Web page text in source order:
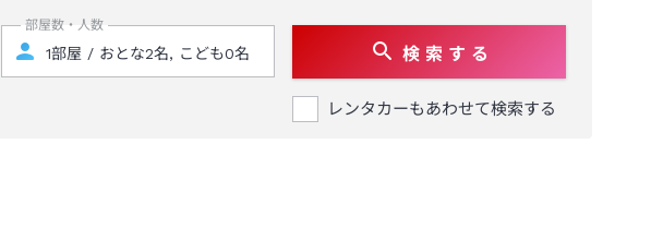
部屋数・人数
検 索 す る
レンタカーもあわせて検索する